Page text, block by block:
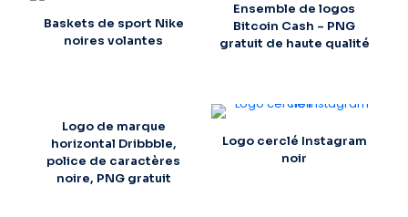
Baskets de sport Nike
noires volantes
Ensemble de logos
Bitcoin Cash – PNG
gratuit de haute qualité
Logo de marque
horizontal Dribbble,
police de caractères
noire, PNG gratuit
Logo cerclé Instagram
noir